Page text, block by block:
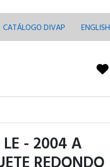
CATÁLOGO DIVAP ENGLISH
LE - 2004 A
REDONDO